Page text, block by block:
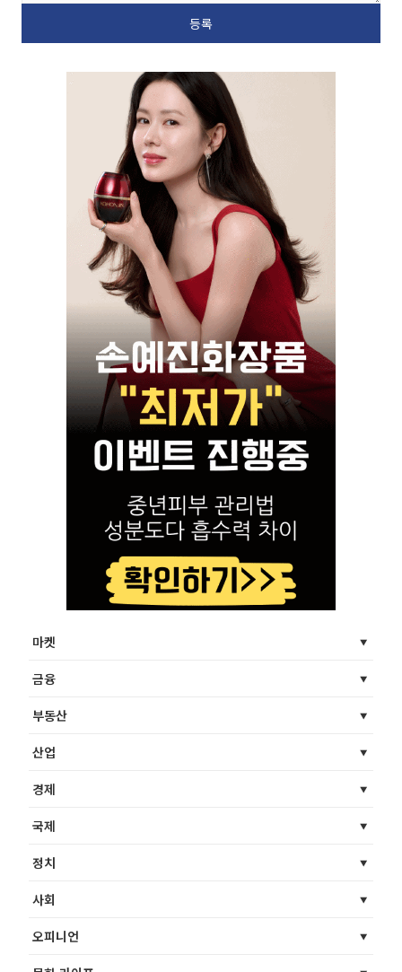
마켓
금융
부동산
산업
경제
국제
정치
사회
오피니언